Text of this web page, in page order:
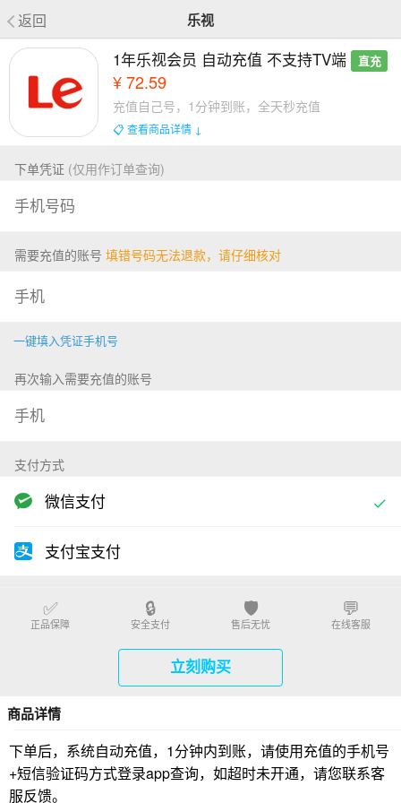
返回 乐视
1年乐视会员 自动充值 不支持TV端 直充
¥ 72.59
充值自己号，1分钟到账，全天秒充值
📋 查看商品详情 ↓
下单凭证 (仅用作订单查询)
需要充值的账号 填错号码无法退款，请仔细核对
一键填入凭证手机号
再次输入需要充值的账号
支付方式
微信支付
支付宝支付
✅
正品保障
🔒
安全支付
🛡️
售后无忧
💬
在线客服
立刻购买
商品详情
下单后，系统自动充值，1分钟内到账，请使用充值的手机号
+短信验证码方式登录app查询，如超时未开通，请您联系客
服反馈。